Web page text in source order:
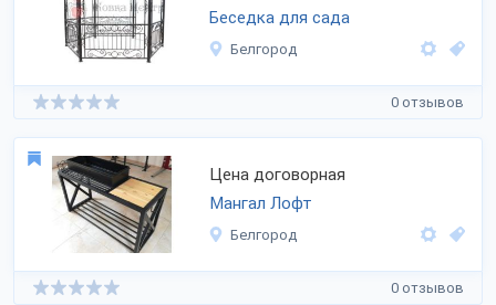
Беседка для сада
Белгород
0 отзывов
Цена договорная
Мангал Лофт
Белгород
0 отзывов